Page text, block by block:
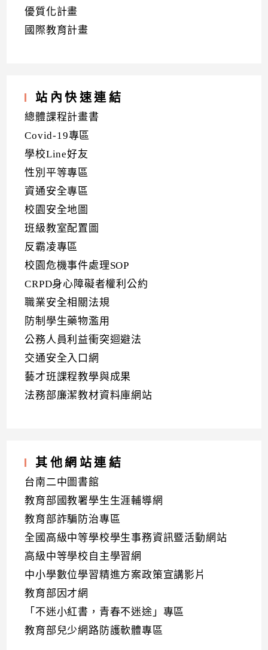
優質化計畫
國際教育計畫
站內快速連結
總體課程計畫書
Covid-19專區
學校Line好友
性別平等專區
資通安全專區
校園安全地圖
班級教室配置圖
反霸凌專區
校園危機事件處理SOP
CRPD身心障礙者權利公約
職業安全相關法規
防制學生藥物濫用
公務人員利益衝突迴避法
交通安全入口網
藝才班課程教學與成果
法務部廉潔教材資料庫網站
其他網站連結
台南二中圖書館
教育部國教署學生生涯輔導網
教育部詐騙防治專區
全國高級中等學校學生事務資訊暨活動網站
高級中等學校自主學習網
中小學數位學習精進方案政策宣講影片
教育部因才網
「不迷小紅書，青春不迷途」專區
教育部兒少網路防護軟體專區